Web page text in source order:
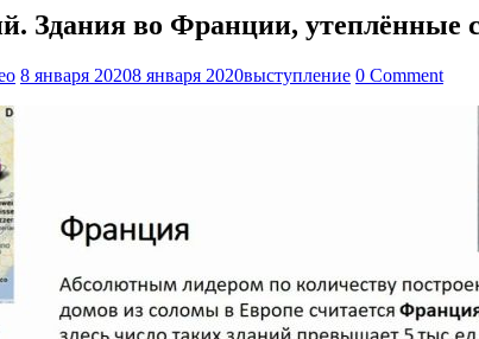
Здания во Франции, утеплённые
8 января 20208 января 2020выступление 0 Comment